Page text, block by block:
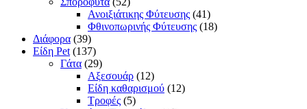
Ανοιξιάτικης Φύτευσης (41)
Φθινοπωρινής Φύτευσης (18)
Διάφορα (39)
Είδη Pet (137)
Γάτα (29)
Αξεσουάρ (12)
Είδη καθαρισμού (12)
Τροφές (5)